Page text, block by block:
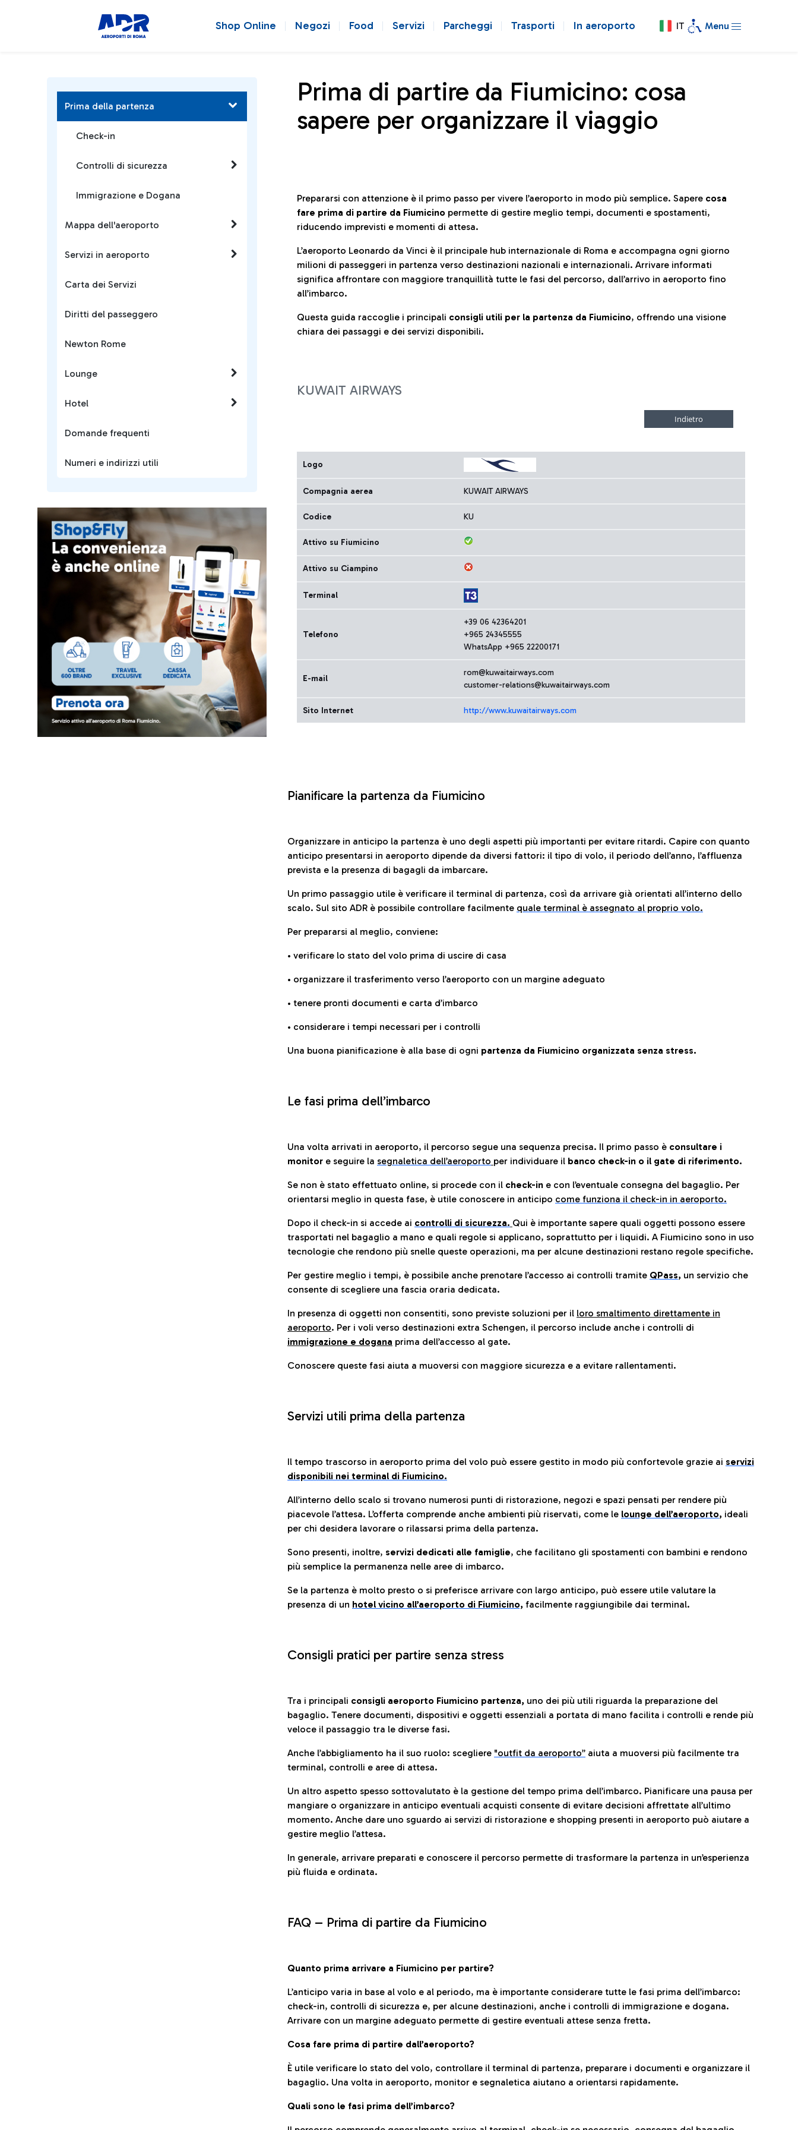
Shop Online Negozi Food Servizi Parcheggi Trasporti In aeroporto IT Menu
Prima di partire da Fiumicino: cosa
sapere per organizzare il viaggio
Prepararsi con attenzione è il primo passo per vivere l’aeroporto in modo più semplice. Sapere cosa
fare prima di partire da Fiumicino permette di gestire meglio tempi, documenti e spostamenti,
riducendo imprevisti e momenti di attesa.
L’aeroporto Leonardo da Vinci è il principale hub internazionale di Roma e accompagna ogni giorno
milioni di passeggeri in partenza verso destinazioni nazionali e internazionali. Arrivare informati
significa affrontare con maggiore tranquillità tutte le fasi del percorso, dall’arrivo in aeroporto fino
all’imbarco.
Questa guida raccoglie i principali consigli utili per la partenza da Fiumicino, offrendo una visione
chiara dei passaggi e dei servizi disponibili.
KUWAIT AIRWAYS
Logo
Compagnia aerea KUWAIT AIRWAYS
Codice KU
Attivo su Fiumicino
Attivo su Ciampino
Terminal
Telefono
+39 06 42364201
+965 24345555
WhatsApp +965 22200171
E-mail
rom@kuwaitairways.com
customer-relations@kuwaitairways.com
Sito Internet http://www.kuwaitairways.com
Pianificare la partenza da Fiumicino
Organizzare in anticipo la partenza è uno degli aspetti più importanti per evitare ritardi. Capire con quanto
anticipo presentarsi in aeroporto dipende da diversi fattori: il tipo di volo, il periodo dell’anno, l’affluenza
prevista e la presenza di bagagli da imbarcare.
Un primo passaggio utile è verificare il terminal di partenza, così da arrivare già orientati all’interno dello
scalo. Sul sito ADR è possibile controllare facilmente quale terminal è assegnato al proprio volo.
Per prepararsi al meglio, conviene:
• verificare lo stato del volo prima di uscire di casa
• organizzare il trasferimento verso l’aeroporto con un margine adeguato
• tenere pronti documenti e carta d’imbarco
• considerare i tempi necessari per i controlli
Una buona pianificazione è alla base di ogni partenza da Fiumicino organizzata senza stress.
Le fasi prima dell’imbarco
Una volta arrivati in aeroporto, il percorso segue una sequenza precisa. Il primo passo è consultare i
monitor e seguire la segnaletica dell’aeroporto per individuare il banco check-in o il gate di riferimento.
Se non è stato effettuato online, si procede con il check-in e con l’eventuale consegna del bagaglio. Per
orientarsi meglio in questa fase, è utile conoscere in anticipo come funziona il check-in in aeroporto.
Dopo il check-in si accede ai controlli di sicurezza. Qui è importante sapere quali oggetti possono essere
trasportati nel bagaglio a mano e quali regole si applicano, soprattutto per i liquidi. A Fiumicino sono in uso
tecnologie che rendono più snelle queste operazioni, ma per alcune destinazioni restano regole specifiche.
Per gestire meglio i tempi, è possibile anche prenotare l’accesso ai controlli tramite QPass, un servizio che
consente di scegliere una fascia oraria dedicata.
In presenza di oggetti non consentiti, sono previste soluzioni per il loro smaltimento direttamente in
aeroporto. Per i voli verso destinazioni extra Schengen, il percorso include anche i controlli di
immigrazione e dogana prima dell’accesso al gate.
Conoscere queste fasi aiuta a muoversi con maggiore sicurezza e a evitare rallentamenti.
Servizi utili prima della partenza
Il tempo trascorso in aeroporto prima del volo può essere gestito in modo più confortevole grazie ai servizi
disponibili nei terminal di Fiumicino.
All’interno dello scalo si trovano numerosi punti di ristorazione, negozi e spazi pensati per rendere più
piacevole l’attesa. L’offerta comprende anche ambienti più riservati, come le lounge dell’aeroporto, ideali
per chi desidera lavorare o rilassarsi prima della partenza.
Sono presenti, inoltre, servizi dedicati alle famiglie, che facilitano gli spostamenti con bambini e rendono
più semplice la permanenza nelle aree di imbarco.
Se la partenza è molto presto o si preferisce arrivare con largo anticipo, può essere utile valutare la
presenza di un hotel vicino all’aeroporto di Fiumicino, facilmente raggiungibile dai terminal.
Consigli pratici per partire senza stress
Tra i principali consigli aeroporto Fiumicino partenza, uno dei più utili riguarda la preparazione del
bagaglio. Tenere documenti, dispositivi e oggetti essenziali a portata di mano facilita i controlli e rende più
veloce il passaggio tra le diverse fasi.
Anche l’abbigliamento ha il suo ruolo: scegliere "outfit da aeroporto” aiuta a muoversi più facilmente tra
terminal, controlli e aree di attesa.
Un altro aspetto spesso sottovalutato è la gestione del tempo prima dell’imbarco. Pianificare una pausa per
mangiare o organizzare in anticipo eventuali acquisti consente di evitare decisioni affrettate all’ultimo
momento. Anche dare uno sguardo ai servizi di ristorazione e shopping presenti in aeroporto può aiutare a
gestire meglio l’attesa.
In generale, arrivare preparati e conoscere il percorso permette di trasformare la partenza in un’esperienza
più fluida e ordinata.
FAQ – Prima di partire da Fiumicino
Quanto prima arrivare a Fiumicino per partire?
L’anticipo varia in base al volo e al periodo, ma è importante considerare tutte le fasi prima dell’imbarco:
check-in, controlli di sicurezza e, per alcune destinazioni, anche i controlli di immigrazione e dogana.
Arrivare con un margine adeguato permette di gestire eventuali attese senza fretta.
Cosa fare prima di partire dall’aeroporto?
È utile verificare lo stato del volo, controllare il terminal di partenza, preparare i documenti e organizzare il
bagaglio. Una volta in aeroporto, monitor e segnaletica aiutano a orientarsi rapidamente.
Quali sono le fasi prima dell’imbarco?
Prima della partenza
Check-in
Controlli di sicurezza
Immigrazione e Dogana
Mappa dell'aeroporto
Servizi in aeroporto
Carta dei Servizi
Diritti del passeggero
Newton Rome
Lounge
Hotel
Domande frequenti
Numeri e indirizzi utili